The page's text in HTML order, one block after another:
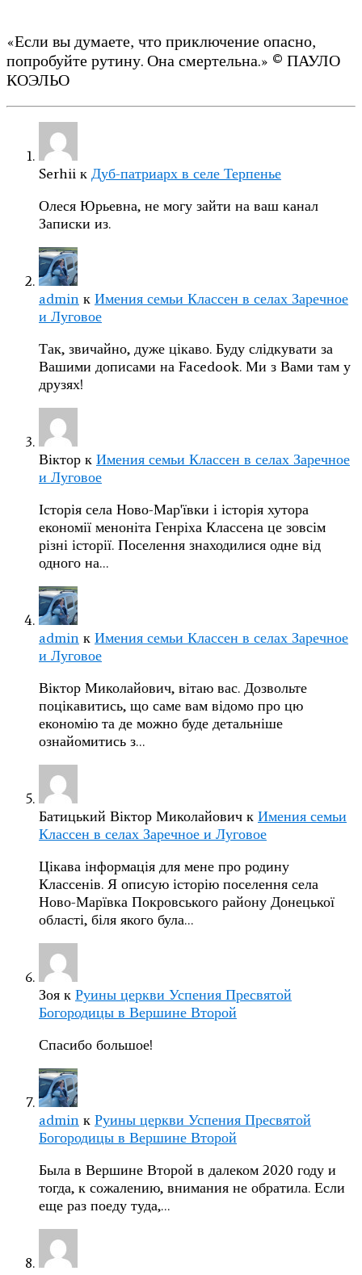
«Если вы думаете, что приключение опасно,
попробуйте рутину. Она смертельна.» © ПАУЛО
КОЭЛЬО
Serhii к Дуб-патриарх в селе Терпенье
Олеся Юрьевна, не могу зайти на ваш канал
Записки из.
admin к Имения семьи Классен в селах Заречное
и Луговое
Так, звичайно, дуже цікаво. Буду слідкувати за
Вашими дописами на Facedook. Ми з Вами там у
друзях!
Віктор к Имения семьи Классен в селах Заречное
и Луговое
Історія села Ново-Мар'ївки і історія хутора
економії меноніта Генріха Классена це зовсім
різні історії. Поселення знаходилися одне від
одного на…
admin к Имения семьи Классен в селах Заречное
и Луговое
Віктор Миколайович, вітаю вас. Дозвольте
поцікавитись, що саме вам відомо про цю
економію та де можно буде детальніше
ознайомитись з…
Батицький Віктор Миколайович к Имения семьи
Классен в селах Заречное и Луговое
Цікава інформація для мене про родину
Классенів. Я описую історію поселення села
Ново-Марївка Покровського району Донецької
області, біля якого була…
Зоя к Руины церкви Успения Пресвятой
Богородицы в Вершине Второй
Спасибо большое!
admin к Руины церкви Успения Пресвятой
Богородицы в Вершине Второй
Была в Вершине Второй в далеком 2020 году и
тогда, к сожалению, внимания не обратила. Если
еще раз поеду туда,…